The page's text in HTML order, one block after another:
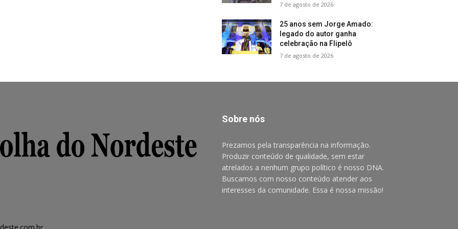
7 de agosto de 2026
25 anos sem Jorge Amado:
legado do autor ganha
celebração na Flipelô
7 de agosto de 2026
Sobre nós
Prezamos pela transparência na informação.
Produzir conteúdo de qualidade, sem estar
atrelados a nenhum grupo político é nosso DNA.
Buscamos com nosso conteúdo atender aos
interesses da comunidade. Essa é nossa missão!